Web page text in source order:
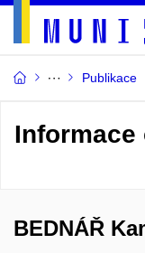
Publikace
BEDNÁŘ